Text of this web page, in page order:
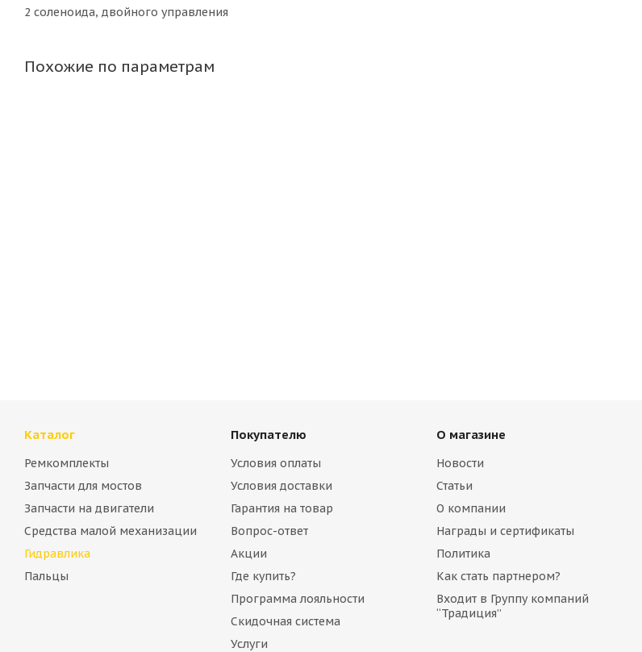
2 соленоида, двойного управления
Похожие по параметрам
Швонарезчик Hilberg Industrial Hard (D=300 мм) Швонарезчик Hilberg Industrial Hard (D=400 мм)
Каталог
Ремкомплекты
Запчасти для мостов
Запчасти на двигатели
Средства малой механизации
Гидравлика
Пальцы
Покупателю
Условия оплаты
Условия доставки
Гарантия на товар
Вопрос-ответ
Акции
Где купить?
Программа лояльности
Скидочная система
Услуги
О магазине
Новости
Статьи
О компании
Награды и сертификаты
Политика
Как стать партнером?
Входит в Группу компаний
“Традиция”